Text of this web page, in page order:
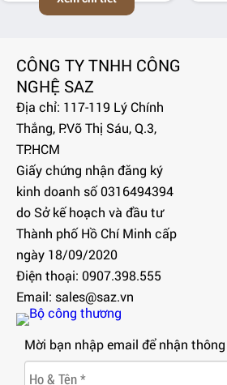
CÔNG TY TNHH CÔNG
NGHỆ SAZ
Địa chỉ: 117-119 Lý Chính
Thắng, P.Võ Thị Sáu, Q.3,
TP.HCM
Giấy chứng nhận đăng ký
kinh doanh số 0316494394
do Sở kế hoạch và đầu tư
Thành phố Hồ Chí Minh cấp
ngày 18/09/2020
Điện thoại: 0907.398.555
Email: sales@saz.vn
Mời bạn nhập email để nhận